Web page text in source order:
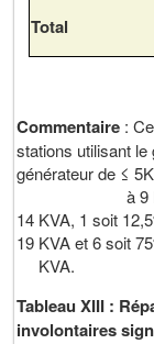
Total
Commentaire :
stations
générateur de ≤
à 9 KVA 0
14 KVA, 1 soit
19 KVA et 6
KVA.
Tableau XIII :
involontaires